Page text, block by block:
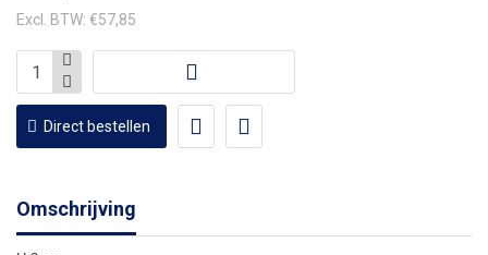
Excl. BTW: €57,85
Direct bestellen
Omschrijving